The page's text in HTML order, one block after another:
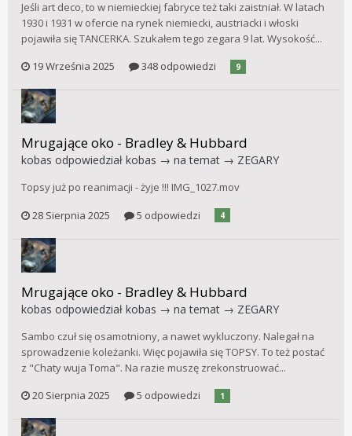
Jeśli art deco, to w niemieckiej fabryce też taki zaistniał. W latach
1930 i 1931 w ofercie na rynek niemiecki, austriacki i włoski
pojawiła się TANCERKA. Szukałem tego zegara 9 lat. Wysokość...
19 Września 2025
348 odpowiedzi 9
Mrugające oko - Bradley & Hubbard
kobas odpowiedział kobas → na temat → ZEGARY
Topsy już po reanimacji - żyje !!! IMG_1027.mov
28 Sierpnia 2025
5 odpowiedzi 4
Mrugające oko - Bradley & Hubbard
kobas odpowiedział kobas → na temat → ZEGARY
Sambo czuł się osamotniony, a nawet wykluczony. Nalegał na
sprowadzenie koleżanki. Więc pojawiła się TOPSY. To też postać
z "Chaty wuja Toma". Na razie muszę zrekonstruować...
20 Sierpnia 2025
5 odpowiedzi 1